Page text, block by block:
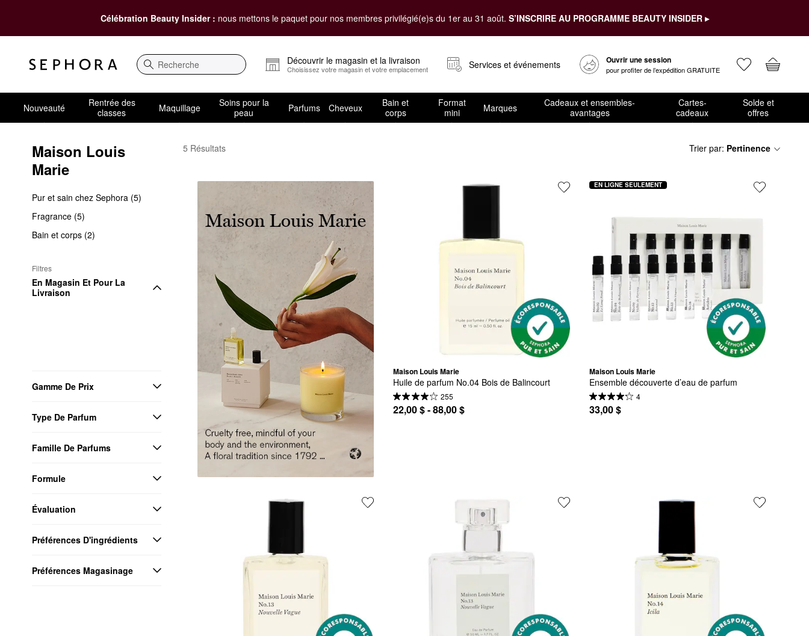
Célébration Beauty Insider : nous mettons le paquet pour nos membres privilégié(e)s du 1er au 31 août. S’INSCRIRE AU PROGRAMME BEAUTY INSIDER ▸
Recherche
Découvrir le magasin et la livraison
Choisissez votre magasin et votre emplacement Services et événements Ouvrir une session
pour profiter de l’expédition GRATUITE
Nouveauté
Rentrée des
classes
Maquillage
Soins pour la
peau
Parfums Cheveux
Bain et
corps
Format
mini
Marques
Cadeaux et ensembles-
avantages
Cartes-
cadeaux
Solde et
offres
Maison Louis
Marie
Pur et sain chez Sephora (5)
Fragrance (5)
Bain et corps (2)
Filtres
En Magasin Et Pour La
Livraison
Gamme De Prix
Type De Parfum
Famille De Parfums
Formule
Évaluation
Préférences D'ingrédients
Préférences Magasinage
Maison Louis Marie
5 Résultats Trier par: Pertinence
Maison Louis Marie
Huile de parfum No.04 Bois de Balincourt
255
22,00 $ - 88,00 $
Maison Louis Marie
Ensemble découverte d’eau de parfum
4
33,00 $
EN LIGNE SEULEMENT